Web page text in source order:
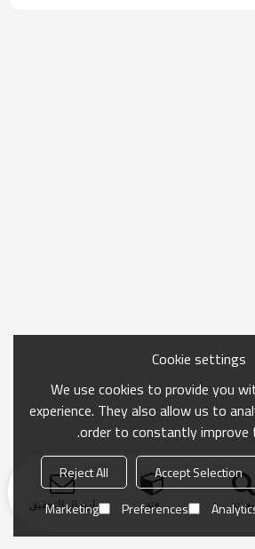
بحث فئة ارسال التحقيق
Cookie settings
We use cookies to provide you
experience. They also allow us to
order to constantly improve
Accept Selection
Reject All
Preferences
Marketing